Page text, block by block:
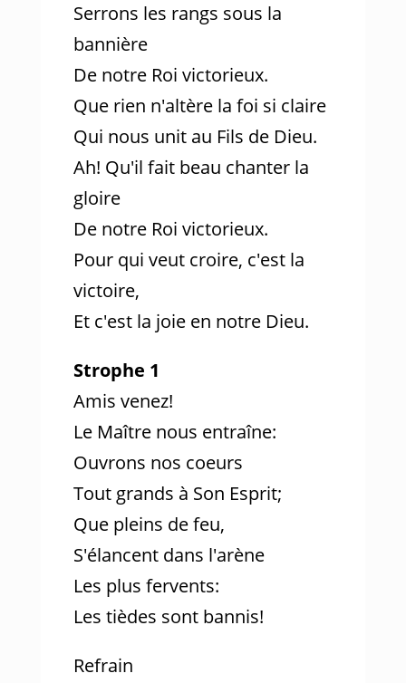
Serrons les rangs sous la
bannière
De notre Roi victorieux.
Que rien n'altère la foi si claire
Qui nous unit au Fils de Dieu.
Ah! Qu'il fait beau chanter la
gloire
De notre Roi victorieux.
Pour qui veut croire, c'est la
victoire,
Et c'est la joie en notre Dieu.
Strophe 1
Amis venez!
Le Maître nous entraîne:
Ouvrons nos coeurs
Tout grands à Son Esprit;
Que pleins de feu,
S'élancent dans l'arène
Les plus fervents:
Les tièdes sont bannis!
Refrain